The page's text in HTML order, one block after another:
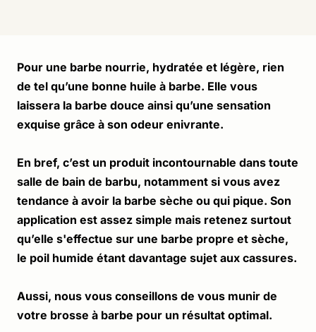
Pour une barbe nourrie, hydratée et légère, rien
de tel qu’une bonne huile à barbe. Elle vous
laissera la barbe douce ainsi qu’une sensation
exquise grâce à son odeur enivrante.
En bref, c’est un produit incontournable dans toute
salle de bain de barbu, notamment si vous avez
tendance à avoir la barbe sèche ou qui pique. Son
application est assez simple mais retenez surtout
qu’elle s'effectue sur une barbe propre et sèche,
Aussi, nous vous conseillons de vous munir de
votre brosse à barbe pour un résultat optimal.